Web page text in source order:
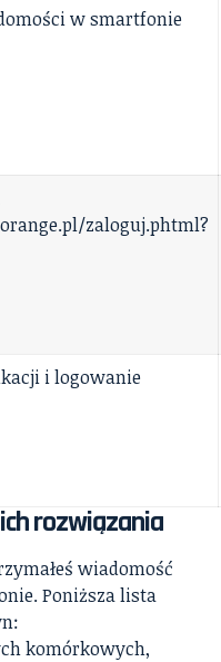
w smartfonie
zaloguj.phtml?
i logowanie
rozwiązania
wiadomość
Poniższa lista
komórkowych,